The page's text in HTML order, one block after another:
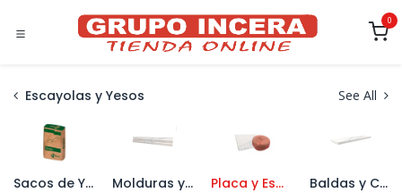
0
Escayolas y Yesos See All
Sacos de Yeso Molduras y Cornisas Placa y Esparto Baldas y Complementos